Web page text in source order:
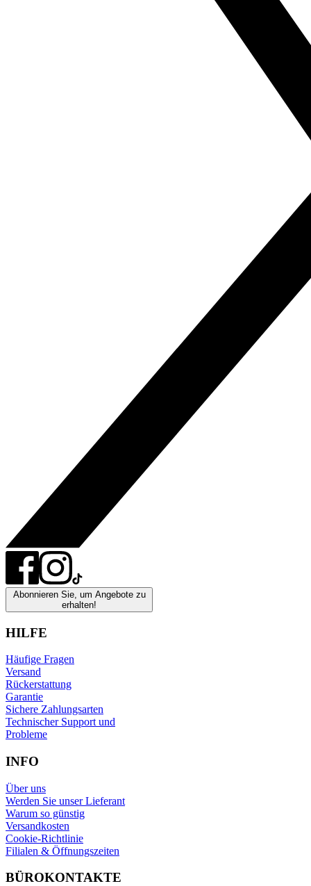
Abonnieren Sie, um Angebote zu
erhalten!
HILFE
Häufige Fragen
Versand
Rückerstattung
Garantie
Sichere Zahlungsarten
Technischer Support und
Probleme
INFO
Über uns
Werden Sie unser Lieferant
Warum so günstig
Versandkosten
Cookie-Richtlinie
Filialen & Öffnungszeiten
BÜROKONTAKTE